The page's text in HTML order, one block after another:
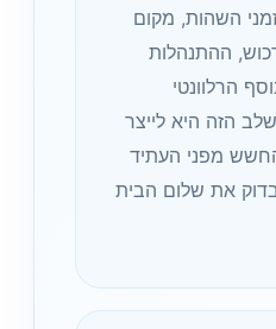
השהות, מקום
ההתנהלות
הרלוונטי
הזה היא לייצר
מפני העתיד
את שלום הבית